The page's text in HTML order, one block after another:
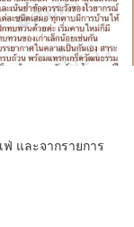
และจากรายการ